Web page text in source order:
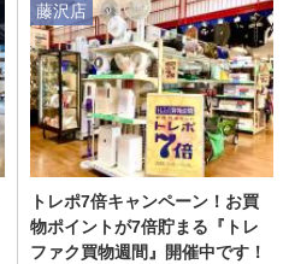
トレポ7倍キャンペーン！お買
物ポイントが7倍貯まる『トレ
ファク買物週間』開催中です！
藤沢店